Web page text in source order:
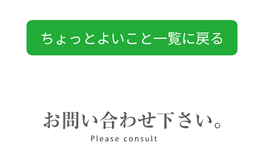
ちょっとよいこと一覧に戻る